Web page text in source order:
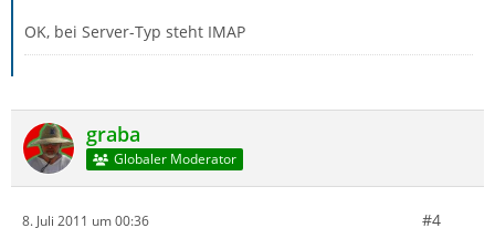
OK, bei Server-Typ steht IMAP
graba
Globaler Moderator
8. Juli 2011 um 00:36 #4